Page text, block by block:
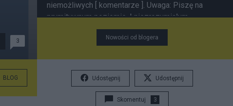
3
BLOG
niemożliwych [ komentarze ]. Uwaga: Piszę na
prymitywnym poziomie. I niezrozumiałym
językiem wg komentatorów. Nie nadążam za AI.
Banuję nickname piszący swoje negatywne opinie
Nowości od blogera
Udostępnij Udostępnij
Skomentuj 3